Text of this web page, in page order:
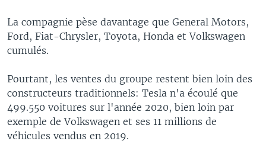
La compagnie pèse davantage que General Motors,
Ford, Fiat-Chrysler, Toyota, Honda et Volkswagen
cumulés.
Pourtant, les ventes du groupe restent bien loin des
constructeurs traditionnels: Tesla n'a écoulé que
499.550 voitures sur l'année 2020, bien loin par
exemple de Volkswagen et ses 11 millions de
véhicules vendus en 2019.